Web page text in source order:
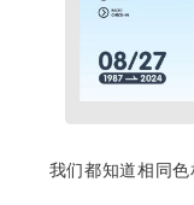
我们都知道相同